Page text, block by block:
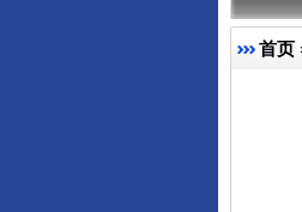
首页